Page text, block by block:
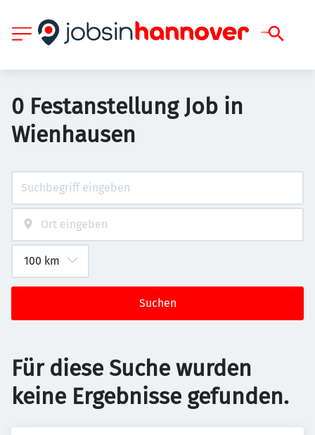
0 Festanstellung Job in
Wienhausen
Suchen
Für diese Suche wurden
keine Ergebnisse gefunden.